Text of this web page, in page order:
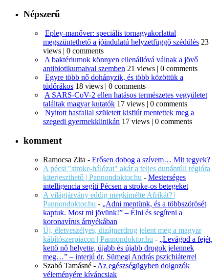
Népszerű
Epley-manőver: speciális tornagyakorlattal
megszüntethető a jóindulatú helyzetfüggő szédülés 23
views | 0 comments
A baktériumok könnyen ellenállóvá válnak a jövő
antibiotikumaival szemben 21 views | 0 comments
Egyre több nő dohányzik, és több közöttük a
tüdőrákos 18 views | 0 comments
A SARS-CoV-2 ellen hatásos természetes vegyületet
találtak magyar kutatók 17 views | 0 comments
Nyitott hasfallal született kisfiút mentettek meg a
szegedi gyermekklinikán 17 views | 0 comments
komment
Ramocsa Zita - Erősen dobog a szívem… Mit tegyek?
A pécsi "stroke-hálózat" akár a teljes dunántúli régióra
kiterjeszthető | Pannondoktor.hu - Mesterséges
intelligencia segíti Pécsen a stroke-os betegeket
A világjárvány eddig megkímélte Afrikát? |
Pannondoktor.hu - „Adni mentünk, és a többszörösét
kaptuk. Most mi jövünk!” – Élni és segíteni a
koronavírus árnyékában
Új, életveszélyes, dizájnerdrog jelent meg a magyar
kábítószerpiacon | Pannondoktor.hu - „Levágod a fejét,
kettő nő helyette, újabb és újabb drogok jelennek
meg…” – interjú dr. Sümegi András pszichiáterrel
Szabó Tamásné - Az egészségügyben dolgozók
véleményére kíváncsiak